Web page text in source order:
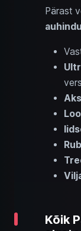
Pärast
auhindu
Kõik